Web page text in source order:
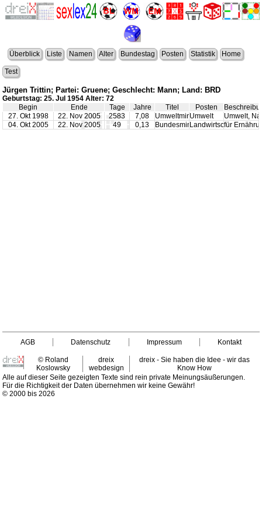
Überblick Liste Namen Alter Bundestag Posten Statistik Home
Test
Jürgen Trittin; Partei: Gruene; Geschlecht: Mann; Land: BRD
Geburtstag: 25. Jul 1954 Alter: 72
Begin
Ende Tage Jahre Titel Posten
27. Okt 1998
22. Nov 2005 2583 7,08 Umweltminister
Umwelt
Umwelt,
04. Okt 2005
22. Nov 2005 49 0,13 BundesministerLandwirtschaft
für
AGB Datenschutz Impressum Kontakt
© Roland
Koslowsky
dreix
webdesign
dreix - Sie haben die Idee - wir das
Know How
Alle auf dieser Seite gezeigten Texte sind rein private Meinungsäußerungen.
Für die Richtigkeit der Daten übernehmen wir keine Gewähr!
© 2000 bis 2026